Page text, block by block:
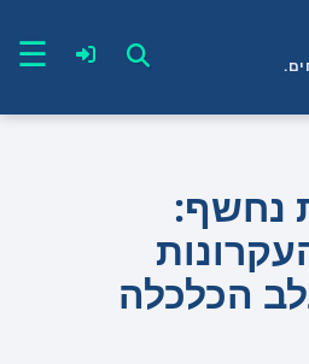
☰
נחשף:
הכלכלה